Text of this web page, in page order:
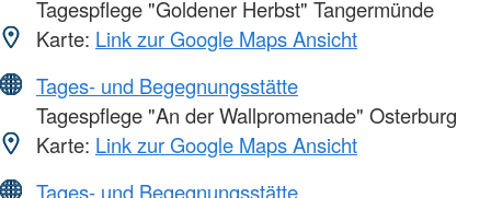
Tagespflege "Goldener Herbst" Tangermünde
Karte: Link zur Google Maps Ansicht
Tages- und Begegnungsstätte
Tagespflege "An der Wallpromenade" Osterburg
Karte: Link zur Google Maps Ansicht
Tages- und Begegnungsstätte